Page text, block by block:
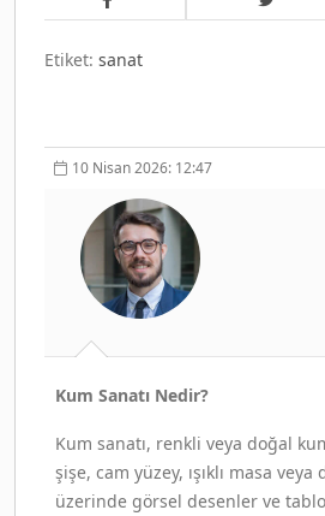
Etiket: sanat
10 Nisan 2026: 12:47
Kum Sanatı Nedir?
Kum sanatı, renkli veya doğal
şişe, cam yüzey, ışıklı masa
üzerinde görsel desenler ve